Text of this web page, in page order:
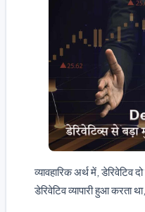
व्यावहारिक अर्थ में, डेरिवेटिव
डेरिवेटिव व्यापारी हुआ करता